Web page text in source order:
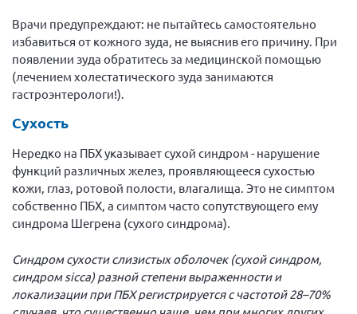
Врачи предупреждают: не пытайтесь самостоятельно
избавиться от кожного зуда, не выяснив его причину. При
появлении зуда обратитесь за медицинской помощью
(лечением холестатического зуда занимаются
гастроэнтерологи!).
Сухость
Нередко на ПБХ указывает сухой синдром - нарушение
функций различных желез, проявляющееся сухостью
кожи, глаз, ротовой полости, влагалища. Это не симптом
собственно ПБХ, а симптом часто сопутствующего ему
синдрома Шегрена (сухого синдрома).
Синдром сухости слизистых оболочек (сухой синдром,
синдром sicca) разной степени выраженности и
локализации при ПБХ регистрируется с частотой 28–70%
случаев, что существенно чаще, чем при многих других